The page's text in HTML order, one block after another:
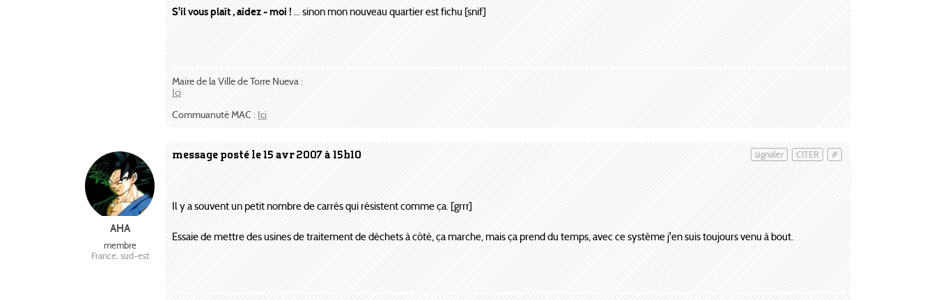
S'il vous plaît , aidez - moi ! ... sinon mon nouveau quartier est fichu [snif]
Maire de la Ville de Torre Nueva :
Ici
Commuanuté MAC : Ici
message posté le 15 avr 2007 à 15h10 #
CITER
signaler
AHA
membre
France, sud-est
Il y a souvent un petit nombre de carrés qui résistent comme ça. [grrr]
Essaie de mettre des usines de traitement de déchets à côté, ça marche, mais ça prend du temps, avec ce système j'en suis toujours venu à bout.